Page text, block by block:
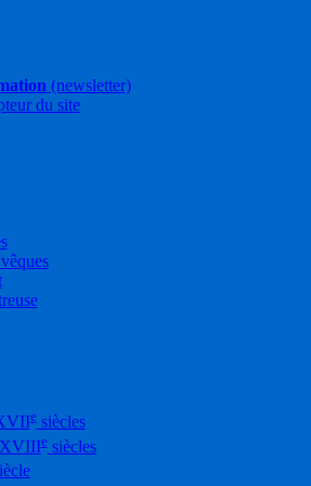
(newsletter)
du site
esiècles
esiècles